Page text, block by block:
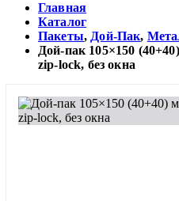
Главная
Каталог
Пакеты, Дой-Пак,
Дой-пак 105×150
zip-lock, без окна